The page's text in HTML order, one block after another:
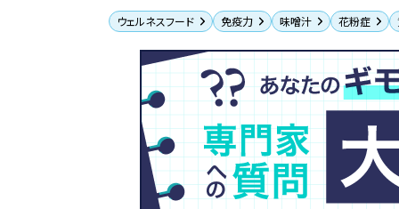
ウェルネスフード 免疫力 味噌汁 花粉症